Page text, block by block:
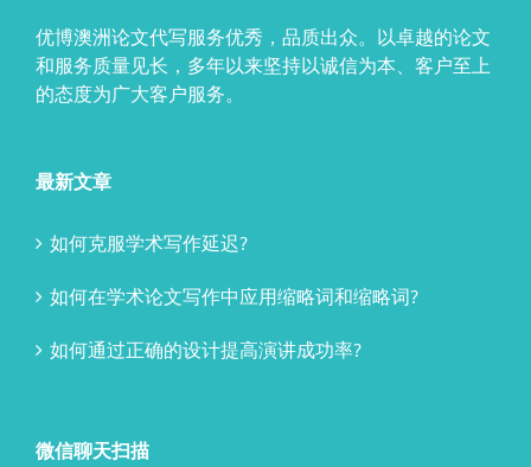
优博澳洲论文代写服务优秀，品质出众。以卓越的论文
和服务质量见长，多年以来坚持以诚信为本、客户至上
的态度为广大客户服务。
最新文章
如何克服学术写作延迟?
如何在学术论文写作中应用缩略词和缩略词?
如何通过正确的设计提高演讲成功率?
微信聊天扫描